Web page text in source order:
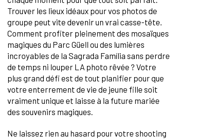
Trouver les lieux idéaux pour vos photos de
groupe peut vite devenir un vrai casse-tête.
Comment profiter pleinement des mosaïques
magiques du Parc Güell ou des lumières
incroyables de la Sagrada Família sans perdre
de temps ni louper LA photo rêvée ? Votre
plus grand défi est de tout planifier pour que
votre enterrement de vie de jeune fille soit
vraiment unique et laisse à la future mariée
des souvenirs magiques.
Ne laissez rien au hasard pour votre shooting